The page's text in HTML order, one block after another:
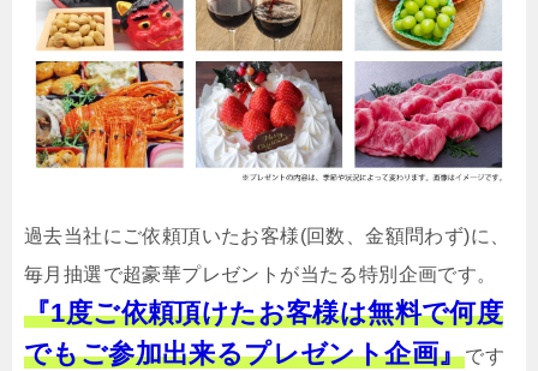
過去当社にご依頼頂いたお客様(回数、金額問わず)に、
毎月抽選で超豪華プレゼントが当たる特別企画です。
『1度ご依頼頂けたお客様は無料で何度
でもご参加出来るプレゼント企画』です